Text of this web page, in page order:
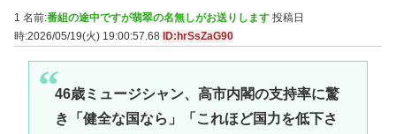
1 名前:番組の途中ですが翡翠の名無しがお送りします 投稿日
時:2026/05/19(火) 19:00:57.68 ID:hrSsZaG90
46歳ミュージシャン、高市内閣の支持率に驚
き「健全な国なら」「これほど国力を低下さ